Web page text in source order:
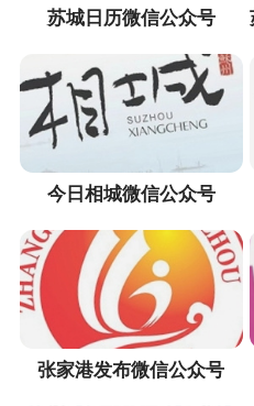
苏城日历微信公众号
今日相城微信公众号
张家港发布微信公众号